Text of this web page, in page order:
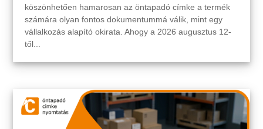
köszönhetően hamarosan az öntapadó címke a termék
számára olyan fontos dokumentummá válik, mint egy
vállalkozás alapító okirata. Ahogy a 2026 augusztus 12-
től...